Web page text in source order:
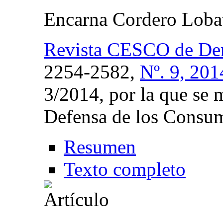
Encarna Cordero
Revista CESCO de
2254-2582, Nº. 9,
3/2014, por la que se
Defensa de los
Resumen
Texto completo